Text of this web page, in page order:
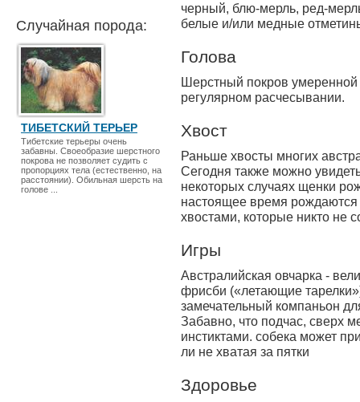
Случайная порода:
ТИБЕТСКИЙ ТЕРЬЕР
Тибетские терьеры очень
забавны. Своеобразие шерстного
покрова не позволяет судить с
пропорциях тела (естественно, на
расстоянии). Обильная шерсть на
голове ...
черный, блю-мерль, ред-
белые и/или медные
Голова
Шерстный покров
регулярном расчесывании.
Хвост
Раньше хвосты многих
Сегодня также можно
некоторых случаях щенки
настоящее время
хвостами, которые никто не
Игры
Австралий­ская овчарка -
фрисби («летающие
замечательный компаньон
Забавно, что подчас, сверх
инстиктами. собека может
ли не хватая за пятки
Здоровье